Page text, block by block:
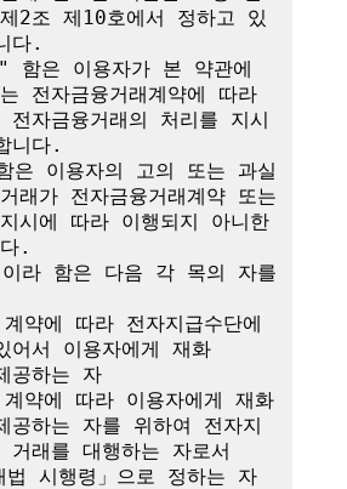
2조 제10호에서 정하고 있
다.
함은 이용자가 본 약관에
전자금융거래계약에 따라
전자금융거래의 처리를 지시
니다.
이용자의 고의 또는 과실
래가 전자금융거래계약 또는
시에 따라 이행되지 아니한
.
라 함은 다음 각 목의 자를
약에 따라 전자지급수단에
어서 이용자에게 재화
공하는 자
약에 따라 이용자에게 재화
공하는 자를 위하여 전자지
거래를 대행하는 자로서
법 시행령」으로 정하는 자